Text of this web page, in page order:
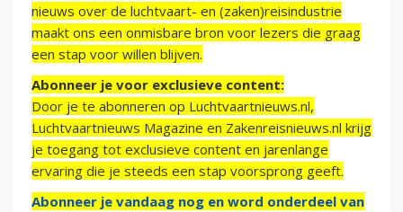
nieuws over de luchtvaart- en (zaken)reisindustrie
maakt ons een onmisbare bron voor lezers die graag
een stap voor willen blijven.
Abonneer je voor exclusieve content:
Door je te abonneren op Luchtvaartnieuws.nl,
Luchtvaartnieuws Magazine en Zakenreisnieuws.nl krijg
je toegang tot exclusieve content en jarenlange
ervaring die je steeds een stap voorsprong geeft.
Abonneer je vandaag nog en word onderdeel van